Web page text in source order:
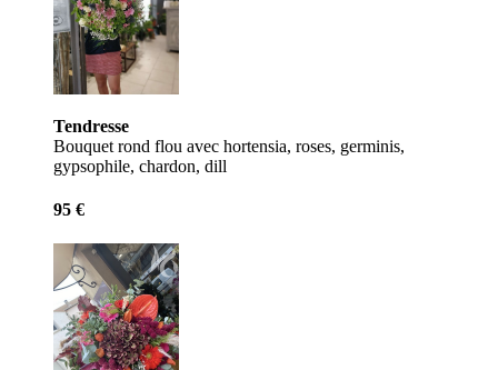
Tendresse
Bouquet rond flou avec hortensia, roses, germinis,
gypsophile, chardon, dill
95 €